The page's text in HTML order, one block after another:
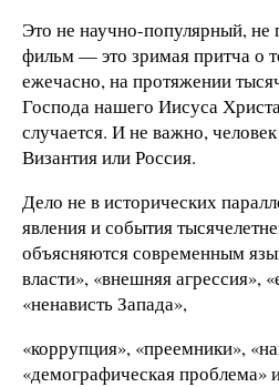
Это не научно-популярный, не
фильм — это зримая притча о
ежечасно, на протяжении
Господа нашего Иисуса
случается. И не важно,
Византия или Россия.
Дело не в исторических
явления и события
объясняются современным
власти», «внешняя агрессия»,
«ненависть Запада»,
«коррупция», «преемники»,
«демографическая проблема»